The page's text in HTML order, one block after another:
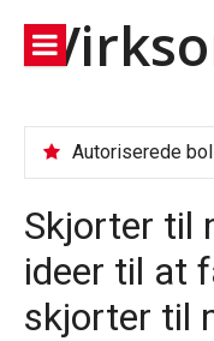
indhold
Skjorter til
ideer til at
skjorter til